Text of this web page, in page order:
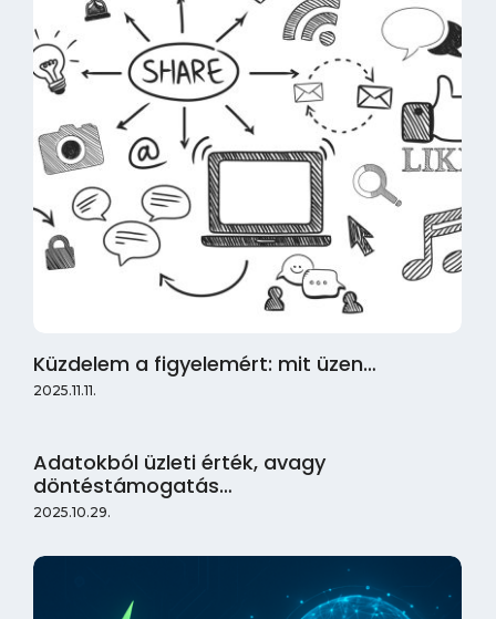
Küzdelem a figyelemért: mit üzen…
2025.11.11.
Adatokból üzleti érték, avagy
döntéstámogatás…
2025.10.29.